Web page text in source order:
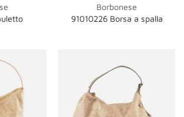
Borbonese
91010226 Borsa a spalla